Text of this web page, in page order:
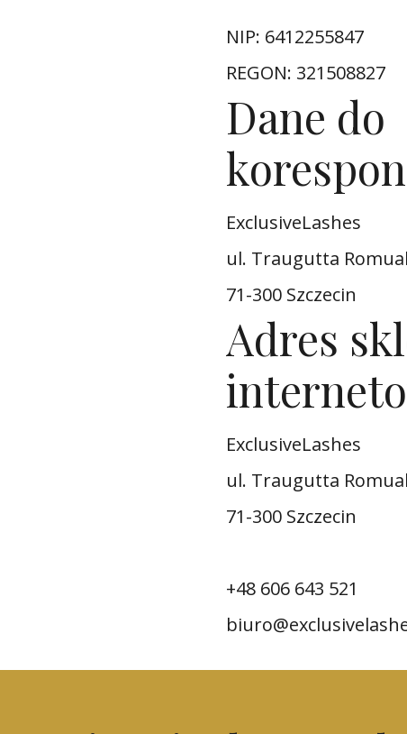
NIP: 6412255847
REGON: 321508827
Dane do
ExclusiveLashes
ul. Traugutta
71-300 Szczecin
Adres
ExclusiveLashes
ul. Traugutta
71-300 Szczecin
+48 606 643 521